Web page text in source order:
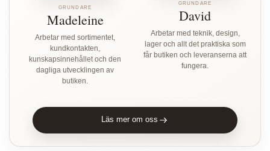
GRUNDARE
Madeleine
Arbetar med sortimentet,
kundkontakten,
kunskapsinnehållet och den
dagliga utvecklingen av
butiken.
GRUNDARE
David
Arbetar med teknik, design,
lager och allt det praktiska som
får butiken och leveranserna att
fungera.
Läs mer om oss